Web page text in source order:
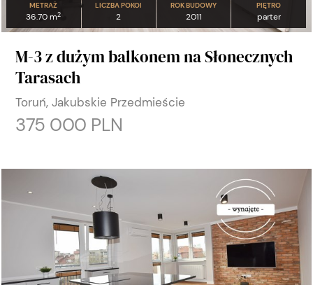
METRAŻ
36.70 m2
LICZBA POKOI
2
ROK BUDOWY
2011
PIĘTRO
parter
M-3 z dużym balkonem na Słonecznych
Tarasach
Toruń, Jakubskie Przedmieście
375 000 PLN